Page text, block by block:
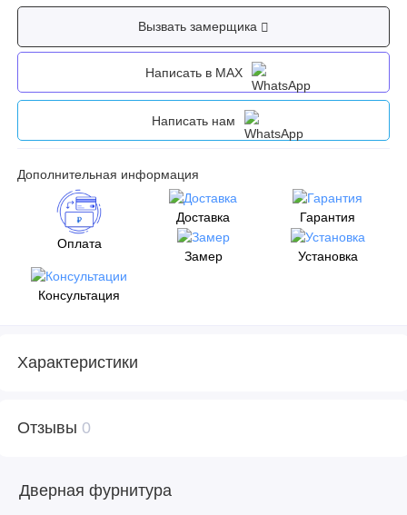
Вызвать замерщика
Написать в MAX
Написать нам
Дополнительная информация
Оплата
Доставка Гарантия
Замер Установка
Консультация
Характеристики
Отзывы 0
Дверная фурнитура